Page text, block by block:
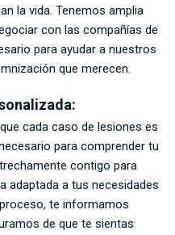
la vida. Tenemos amplia
con las compañías de
para ayudar a nuestros
que merecen.
cada caso de lesiones es
para comprender tu
contigo para
adaptada a tus necesidades
te informamos
de que te sientas